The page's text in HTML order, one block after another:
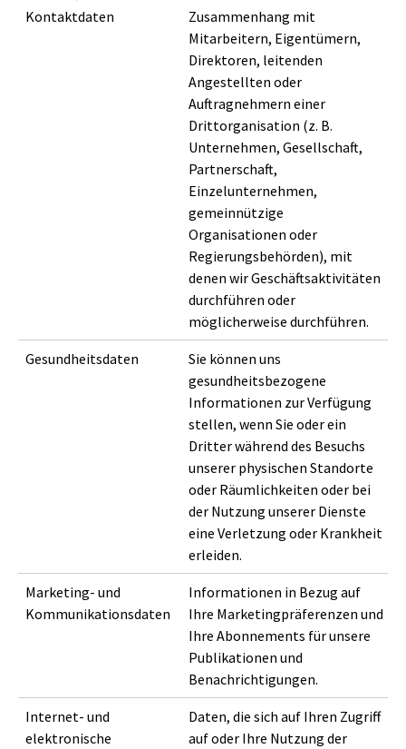
Kontaktdaten
Zusammenhang mit
Mitarbeitern, Eigentümern,
Direktoren, leitenden
Angestellten oder
Auftragnehmern einer
Drittorganisation (z. B.
Unternehmen, Gesellschaft,
Partnerschaft,
Einzelunternehmen,
gemeinnützige
Organisationen oder
Regierungsbehörden), mit
denen wir Geschäftsaktivitäten
durchführen oder
möglicherweise durchführen.
Gesundheitsdaten
Sie können uns
gesundheitsbezogene
Informationen zur Verfügung
stellen, wenn Sie oder ein
Dritter während des Besuchs
unserer physischen Standorte
oder Räumlichkeiten oder bei
der Nutzung unserer Dienste
eine Verletzung oder Krankheit
erleiden.
Marketing- und
Kommunikationsdaten
Informationen in Bezug auf
Ihre Marketingpräferenzen und
Ihre Abonnements für unsere
Publikationen und
Benachrichtigungen.
Internet- und
elektronische
Daten, die sich auf Ihren Zugriff
auf oder Ihre Nutzung der